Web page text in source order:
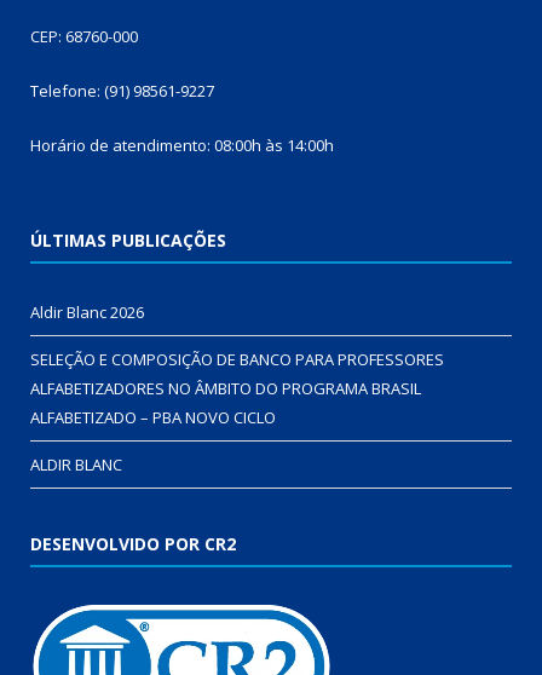
CEP: 68760-000
Telefone: (91) 98561-9227
Horário de atendimento: 08:00h às 14:00h
ÚLTIMAS PUBLICAÇÕES
Aldir Blanc 2026
SELEÇÃO E COMPOSIÇÃO DE BANCO PARA PROFESSORES
ALFABETIZADORES NO ÂMBITO DO PROGRAMA BRASIL
ALFABETIZADO – PBA NOVO CICLO
ALDIR BLANC
DESENVOLVIDO POR CR2